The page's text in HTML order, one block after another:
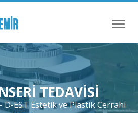
Toggle
TEDAVISI
D-EST Estetik ve Plastik Cerrahi